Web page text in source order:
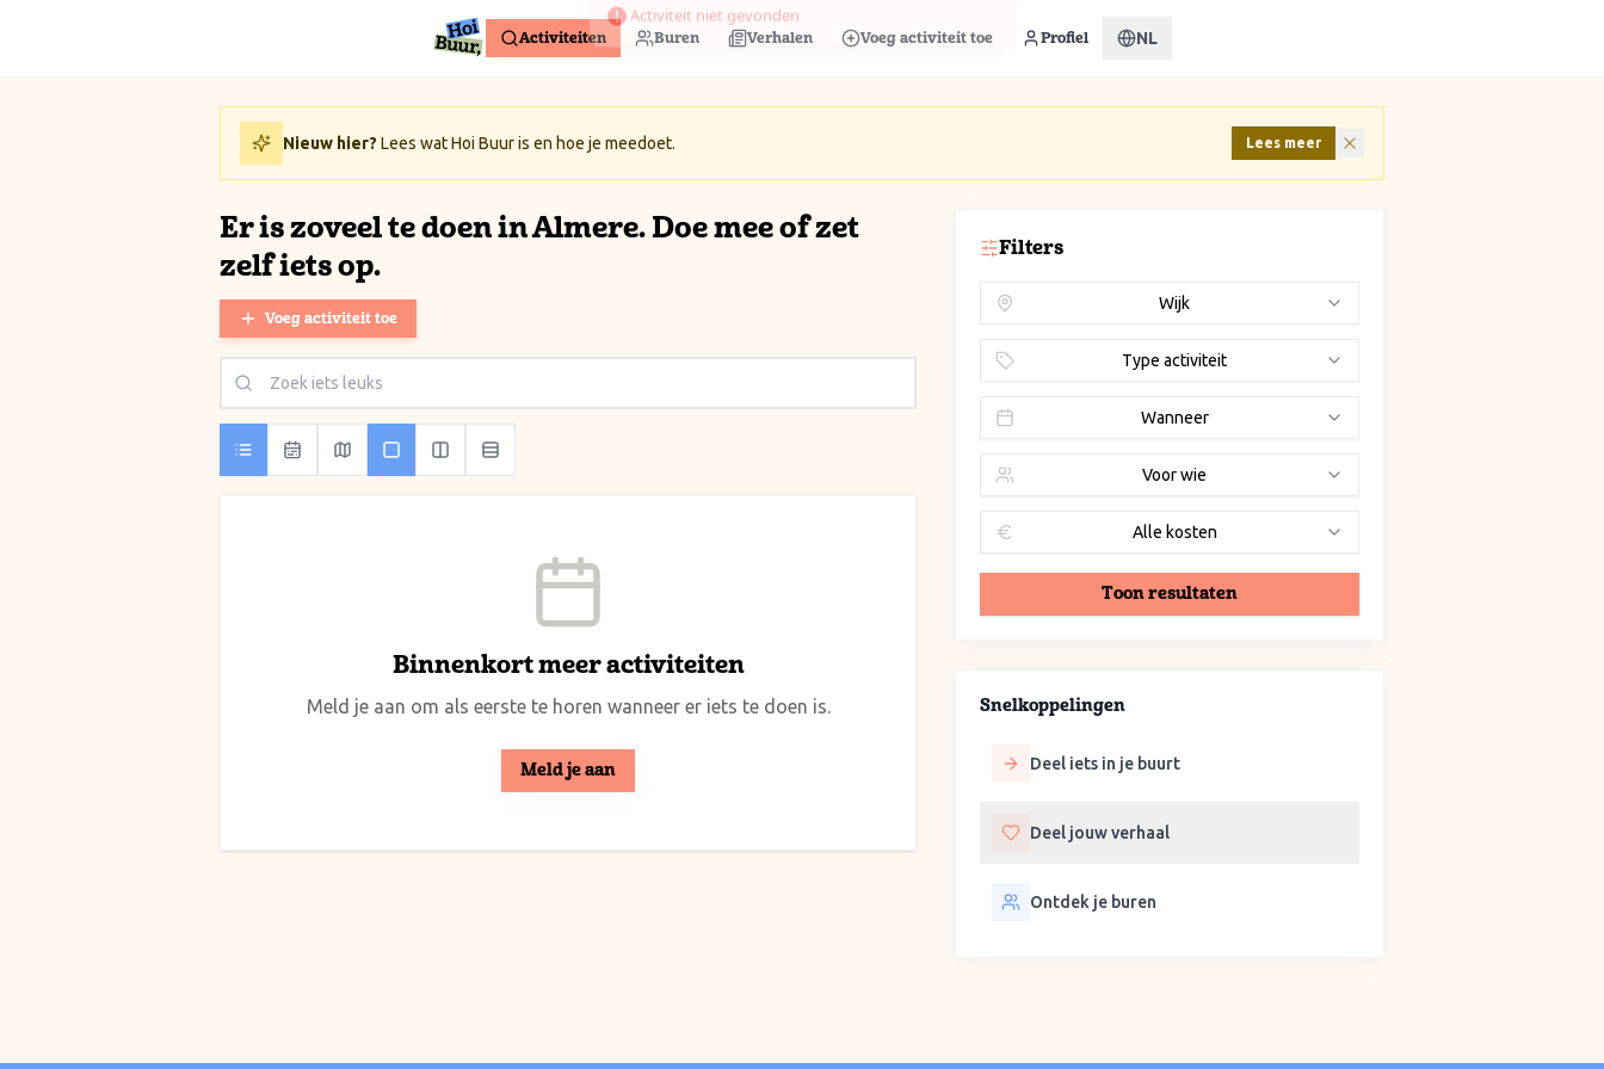
Activiteiten Buren Verhalen Voeg activiteit toe Profiel NL
Nieuw hier? Lees wat Hoi Buur is en hoe je meedoet. Lees meer
Er is zoveel te doen in Almere. Doe mee of zet
zelf iets op.
Voeg activiteit toe
Binnenkort meer activiteiten
Meld je aan om als eerste te horen wanneer er iets te doen is.
Meld je aan
Filters
Wijk
Type activiteit
Wanneer
Voor wie
Alle kosten
Toon resultaten
Snelkoppelingen
Deel iets in je buurt
Deel jouw verhaal
Ontdek je buren